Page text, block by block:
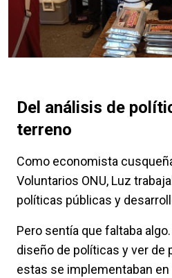
Del análisis de
terreno
Como economista
Voluntarios ONU, Luz
políticas públicas y
Pero sentía que faltaba
diseño de políticas y ver de
estas se implementaban